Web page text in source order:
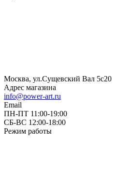
Москва, ул.Сущевский Вал 5с20
Адрес магазина
info@power-art.ru
Email
ПН-ПТ 11:00-19:00
СБ-ВС 12:00-18:00
Режим работы